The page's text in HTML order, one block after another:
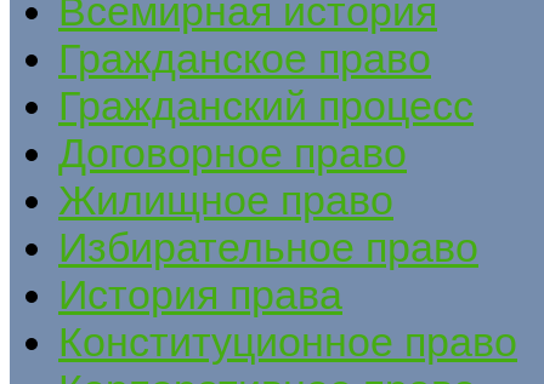
Всемирная история
Гражданское право
Гражданский процесс
Договорное право
Жилищное право
Избирательное право
История права
Конституционное право